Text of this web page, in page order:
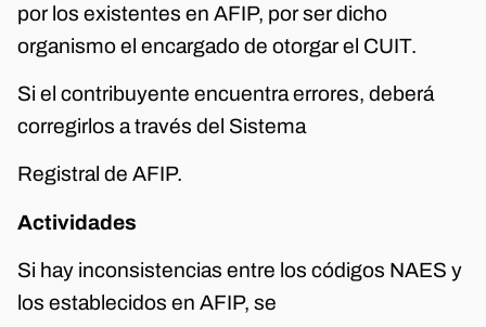
por los existentes en AFIP, por ser dicho
organismo el encargado de otorgar el CUIT.
Si el contribuyente encuentra errores, deberá
corregirlos a través del Sistema
Registral de AFIP.
Actividades
Si hay inconsistencias entre los códigos NAES y
los establecidos en AFIP, se